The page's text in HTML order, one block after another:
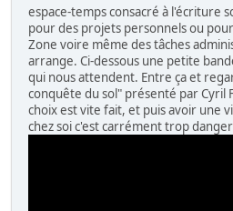
espace-temps consacré à l'écriture
pour des projets personnels ou
Zone voire même des tâches
arrange. Ci-dessous une petite
qui nous attendent. Entre ça et
conquête du sol" présenté par Cyril
choix est vite fait, et puis avoir une
chez soi c'est carrément trop